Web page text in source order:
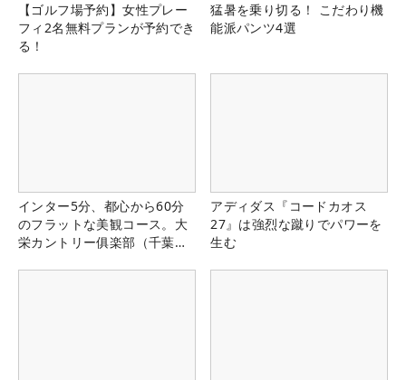
【ゴルフ場予約】女性プレー
フィ2名無料プランが予約でき
る！
猛暑を乗り切る！ こだわり機
能派パンツ4選
インター5分、都心から60分
のフラットな美観コース。大
栄カントリー俱楽部（千葉
アディダス『コードカオス
27』は強烈な蹴りでパワーを
生む